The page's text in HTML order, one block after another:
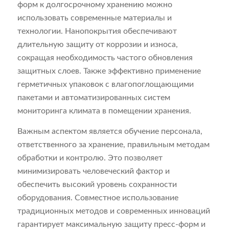
форм к долгосрочному хранению можно
использовать современные материалы и
технологии. Нанопокрытия обеспечивают
длительную защиту от коррозии и износа,
сокращая необходимость частого обновления
защитных слоев. Также эффективно применение
герметичных упаковок с влагопоглощающими
пакетами и автоматизированных систем
мониторинга климата в помещении хранения.
Важным аспектом является обучение персонала,
ответственного за хранение, правильным методам
обработки и контролю. Это позволяет
минимизировать человеческий фактор и
обеспечить высокий уровень сохранности
оборудования. Совместное использование
традиционных методов и современных инноваций
гарантирует максимальную защиту пресс-форм и